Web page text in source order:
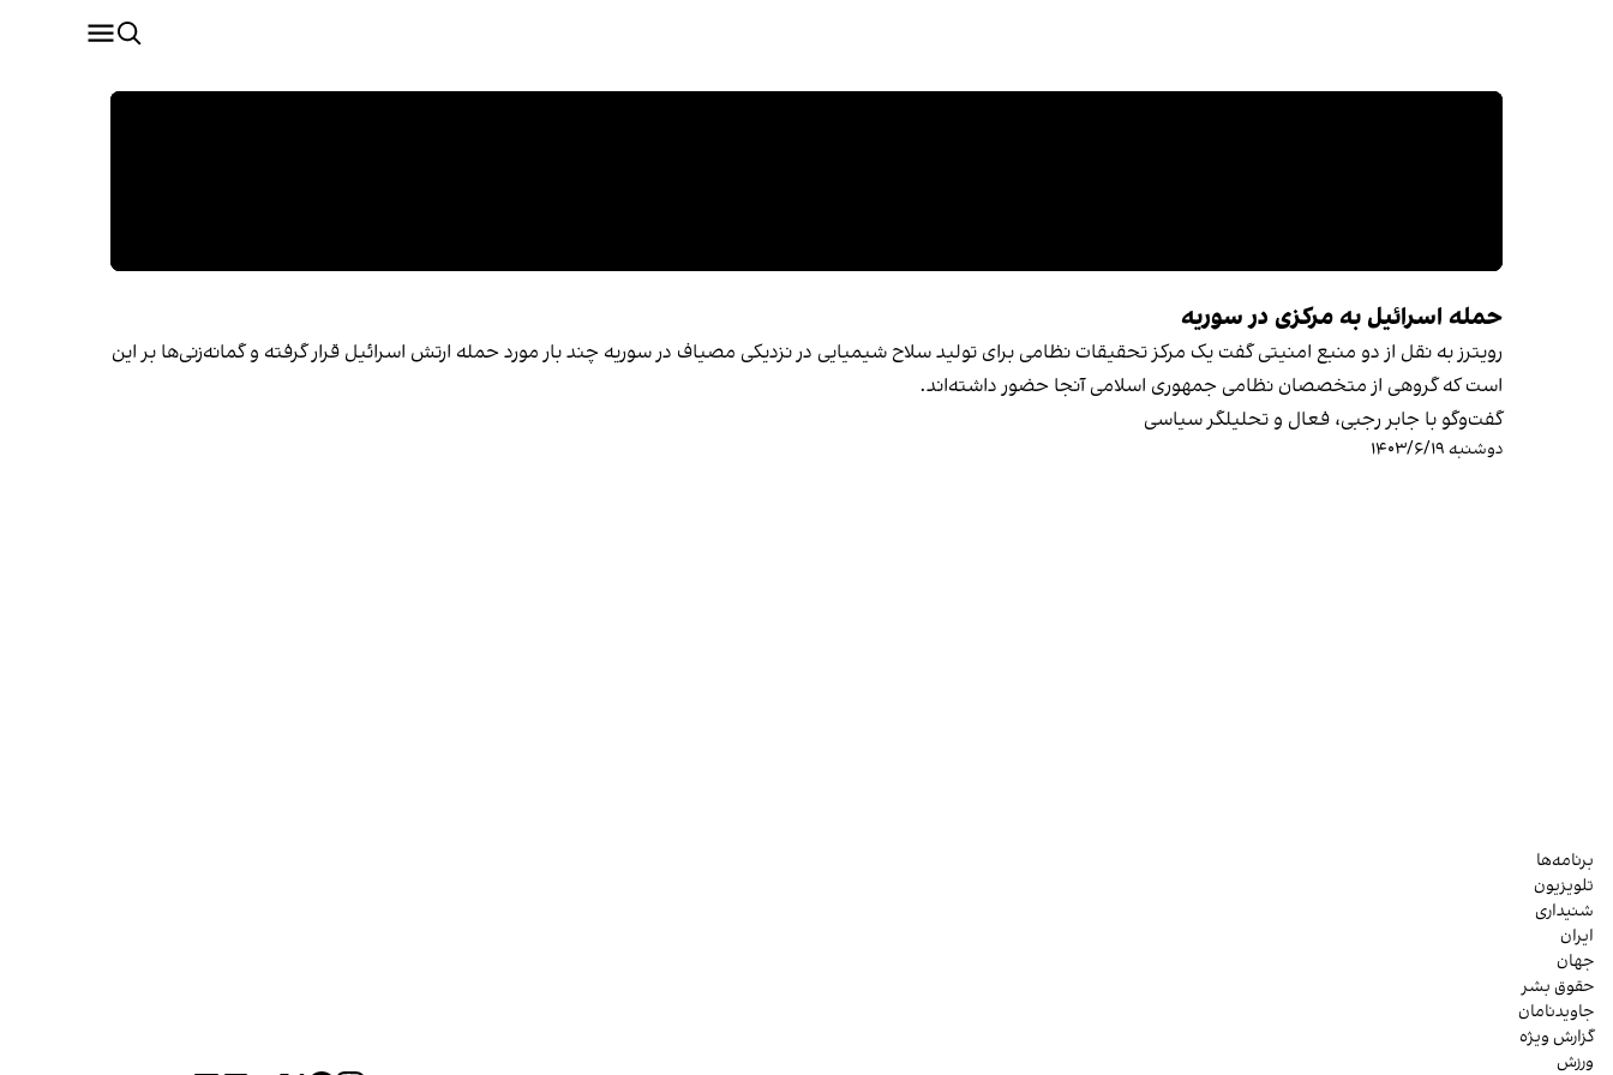
حمله اسرائیل به مرکزی در سوریه
رویترز به نقل از دو منبع امنیتی گفت یک مرکز تحقیقات نظامی برای تولید سلاح شیمیایی در نزدیکی مصیاف در سوریه چند بار مورد حمله ارتش اسرائیل قرار گرفته و گمانه‌زنی‌ها بر این
است که گروهی از متخصصان نظامی جمهوری اسلامی آنجا حضور داشته‌اند.
گفت‌وگو با جابر رجبی، فعال و تحلیلگر سیاسی
دوشنبه ۱۴۰۳/۶/۱۹
برنامه‌ها
تلویزیون
شنیداری
ایران
جهان
حقوق بشر
جاویدنامان
گزارش ویژه
ورزش